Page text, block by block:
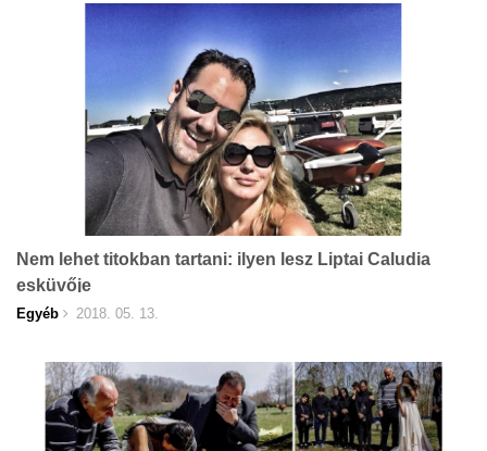
Nem lehet titokban tartani: ilyen lesz Liptai Caludia
esküvője
Egyéb 2018. 05. 13.